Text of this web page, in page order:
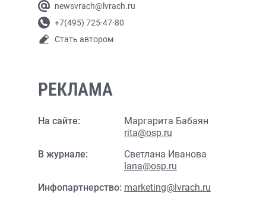
newsvrach@lvrach.ru
+7(495) 725-47-80
Стать автором
РЕКЛАМА
На сайте:
Маргарита Бабаян
rita@osp.ru
В журнале:
Светлана Иванова
lana@osp.ru
Инфопартнерство: marketing@lvrach.ru